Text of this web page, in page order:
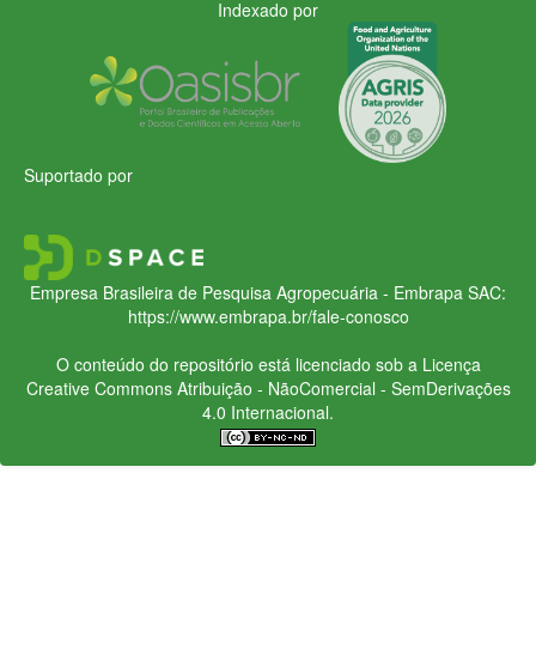
Indexado por
Suportado por
Empresa Brasileira de Pesquisa Agropecuária - Embrapa SAC:
https://www.embrapa.br/fale-conosco
O conteúdo do repositório está licenciado sob a Licença
Creative CommonsAtribuição - NãoComercial - SemDerivações
4.0 Internacional.